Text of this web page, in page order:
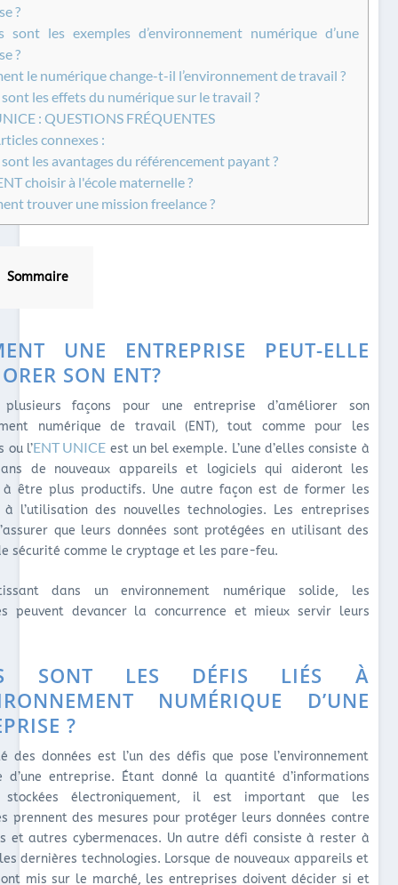
?
les exemples d’environnement numérique d’une
?
le numérique change-t-il l’environnement de travail ?
les effets du numérique sur le travail ?
: QUESTIONS FRÉQUENTES
connexes :
les avantages du référencement payant ?
choisir à l'école maternelle ?
trouver une mission freelance ?
Sommaire
UNE ENTREPRISE PEUT-ELLE
SON ENT?
façons pour une entreprise d’améliorer son
numérique de travail (ENT), tout comme pour les
ou l’ENT UNICE est un bel exemple. L’une d’elles consiste à
de nouveaux appareils et logiciels qui aideront les
à être plus productifs. Une autre façon est de former les
à l’utilisation des nouvelles technologies. Les entreprises
que leurs données sont protégées en utilisant des
sécurité comme le cryptage et les pare-feu.
dans un environnement numérique solide, les
peuvent devancer la concurrence et mieux servir leurs
SONT LES DÉFIS LIÉS À
NUMÉRIQUE D’UNE
?
des données est l’un des défis que pose l’environnement
d’une entreprise. Étant donné la quantité d’informations
stockées électroniquement, il est important que les
prennent des mesures pour protéger leurs données contre
et autres cybermenaces. Un autre défi consiste à rester à
dernières technologies. Lorsque de nouveaux appareils et
mis sur le marché, les entreprises doivent décider si et